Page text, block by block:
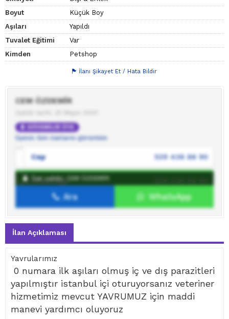
Boyut
Küçük Boy
Aşıları
Yapıldı
Tuvalet Eğitimi
Var
Kimden
Petshop
İlanı Şikayet Et / Hata Bildir
CEM ÖZDEMİR
Üyenin tüm ilanlarını görüntüle
Cep 539 436 88 90
WhatsApp
İlan sahibine mesaj gönder
İlan sahibi: CEM ÖZDEMİR
Ara WhatsApp
İlan Açıklaması
Yavrularımız
0 numara ilk aşıları olmuş iç ve dış parazitleri
yapılmıştır istanbul içi oturuyorsanız veteriner
hizmetimiz mevcut YAVRUMUZ için maddi
manevi yardımcı oluyoruz